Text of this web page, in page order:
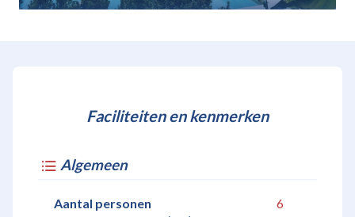
Faciliteiten en kenmerken
Algemeen
Aantal personen
6